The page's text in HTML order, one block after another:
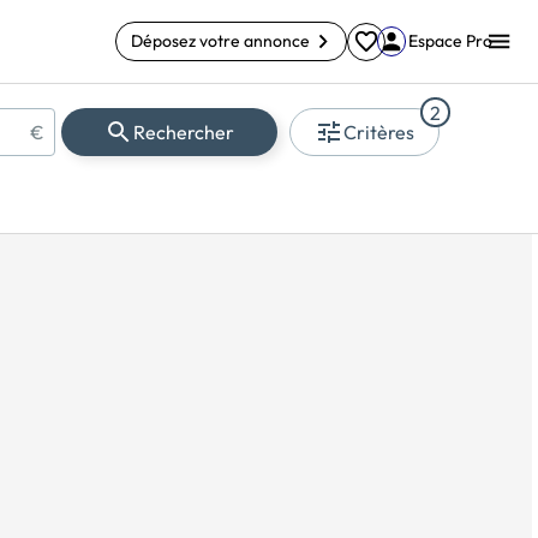
Déposez votre annonce Espace Pro
€ Rechercher Critères
2